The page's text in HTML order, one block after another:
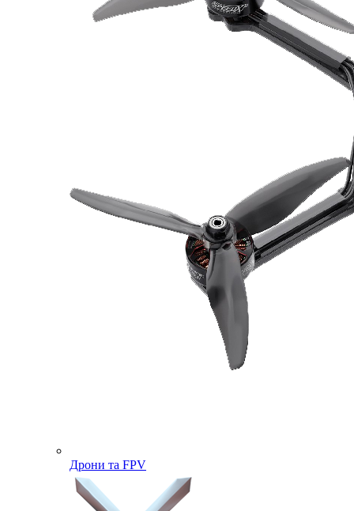
Дрони та FPV